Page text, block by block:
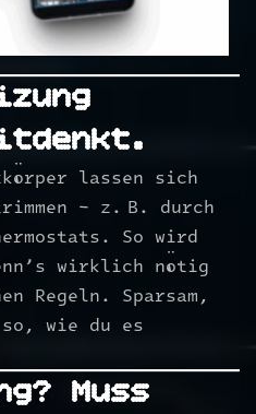
lassen sich
– z. B. durch
So wird
wirklich nötig
Regeln. Sparsam,
wie du es
Muss